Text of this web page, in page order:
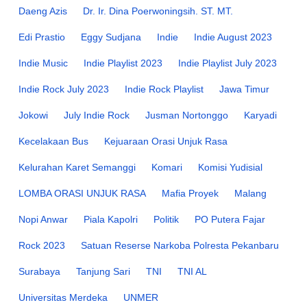
Daeng Azis Dr. Ir. Dina Poerwoningsih. ST. MT.
Edi Prastio Eggy Sudjana Indie Indie August 2023
Indie Music Indie Playlist 2023 Indie Playlist July 2023
Indie Rock July 2023 Indie Rock Playlist Jawa Timur
Jokowi July Indie Rock Jusman Nortonggo Karyadi
Kecelakaan Bus Kejuaraan Orasi Unjuk Rasa
Kelurahan Karet Semanggi Komari Komisi Yudisial
LOMBA ORASI UNJUK RASA Mafia Proyek Malang
Nopi Anwar Piala Kapolri Politik PO Putera Fajar
Rock 2023 Satuan Reserse Narkoba Polresta Pekanbaru
Surabaya Tanjung Sari TNI TNI AL
Universitas Merdeka UNMER